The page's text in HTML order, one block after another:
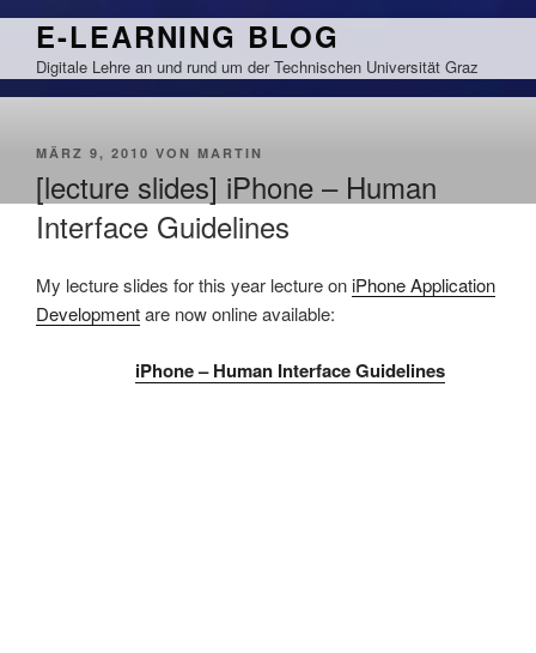
Zum
springen
E-LEARNING BLOG
Digitale Lehre an und rund um der Technischen Universität Graz
VERÖFFENTLICHT
MÄRZ 9, 2010 VON MARTIN
[lecture slides] iPhone – Human
Interface Guidelines
My lecture slides for this year lecture oniPhone Application
Developmentare now online available:
iPhone – Human Interface Guidelines